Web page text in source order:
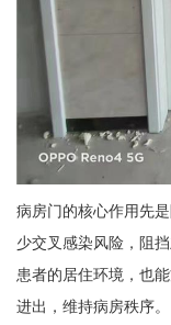
病房门的核心作用先
少交叉感染风险，阻
患者的居住环境，也
进出，维持病房秩序。